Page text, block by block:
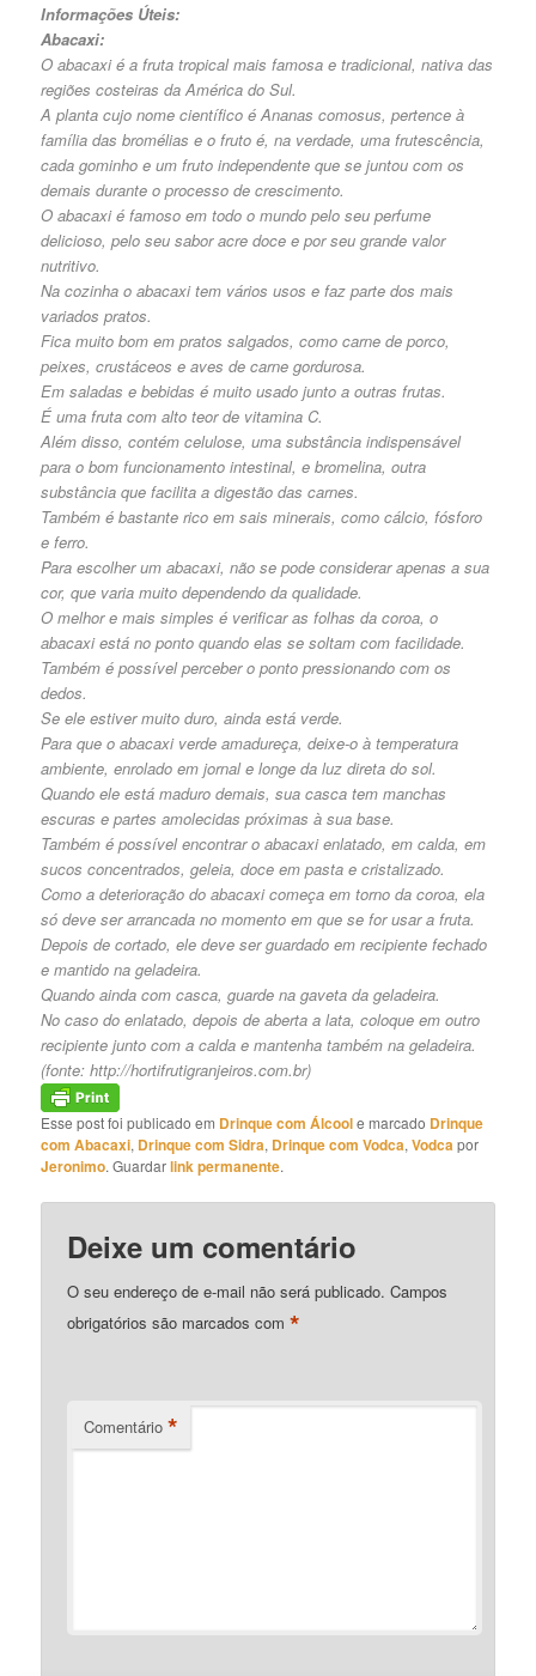
Informações Úteis:
Abacaxi:
O abacaxi é a fruta tropical mais famosa e tradicional, nativa das
regiões costeiras da América do Sul.
A planta cujo nome científico é Ananas comosus, pertence à
família das bromélias e o fruto é, na verdade, uma frutescência,
cada gominho e um fruto independente que se juntou com os
demais durante o processo de crescimento.
O abacaxi é famoso em todo o mundo pelo seu perfume
delicioso, pelo seu sabor acre doce e por seu grande valor
nutritivo.
Na cozinha o abacaxi tem vários usos e faz parte dos mais
variados pratos.
Fica muito bom em pratos salgados, como carne de porco,
peixes, crustáceos e aves de carne gordurosa.
Em saladas e bebidas é muito usado junto a outras frutas.
É uma fruta com alto teor de vitamina C.
Além disso, contém celulose, uma substância indispensável
para o bom funcionamento intestinal, e bromelina, outra
substância que facilita a digestão das carnes.
Também é bastante rico em sais minerais, como cálcio, fósforo
e ferro.
Para escolher um abacaxi, não se pode considerar apenas a sua
cor, que varia muito dependendo da qualidade.
O melhor e mais simples é verificar as folhas da coroa, o
abacaxi está no ponto quando elas se soltam com facilidade.
Também é possível perceber o ponto pressionando com os
dedos.
Se ele estiver muito duro, ainda está verde.
Para que o abacaxi verde amadureça, deixe-o à temperatura
ambiente, enrolado em jornal e longe da luz direta do sol.
Quando ele está maduro demais, sua casca tem manchas
escuras e partes amolecidas próximas à sua base.
Também é possível encontrar o abacaxi enlatado, em calda, em
sucos concentrados, geleia, doce em pasta e cristalizado.
Como a deterioração do abacaxi começa em torno da coroa, ela
só deve ser arrancada no momento em que se for usar a fruta.
Depois de cortado, ele deve ser guardado em recipiente fechado
e mantido na geladeira.
Quando ainda com casca, guarde na gaveta da geladeira.
No caso do enlatado, depois de aberta a lata, coloque em outro
recipiente junto com a calda e mantenha também na geladeira.
(fonte:http://hortifrutigranjeiros.com.br)
Esse post foi publicado em Drinque com Álcoole marcado Drinque
com Abacaxi, Drinque com Sidra, Drinque com Vodca,Vodcapor
Jeronimo. Guardarlink permanente.
Deixe um comentário
O seu endereço de e-mail não será publicado. Campos
obrigatórios são marcados com*
Comentário *